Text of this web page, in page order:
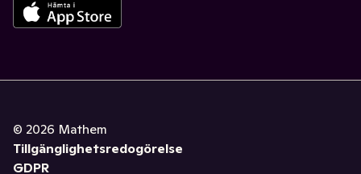
© 2026 Mathem
Tillgänglighetsredogörelse
GDPR